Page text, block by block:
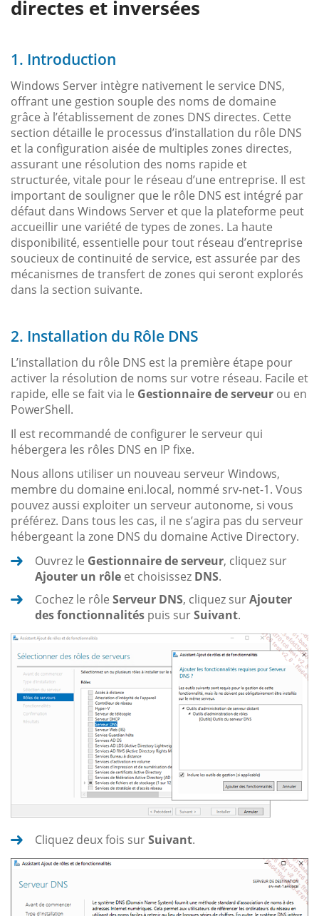
directes et inversées
1. Introduction
Windows Server intègre nativement le service DNS,
offrant une gestion souple des noms de domaine
grâce à l’établissement de zones DNS directes. Cette
section détaille le processus d’installation du rôle DNS
et la configuration aisée de multiples zones directes,
assurant une résolution des noms rapide et
structurée, vitale pour le réseau d’une entreprise. Il est
important de souligner que le rôle DNS est intégré par
défaut dans Windows Server et que la plateforme peut
accueillir une variété de types de zones. La haute
disponibilité, essentielle pour tout réseau d’entreprise
soucieux de continuité de service, est assurée par des
mécanismes de transfert de zones qui seront explorés
dans la section suivante.
2. Installation du Rôle DNS
L’installation du rôle DNS est la première étape pour
activer la résolution de noms sur votre réseau. Facile et
rapide, elle se fait via le Gestionnaire de serveur ou en
PowerShell.
Il est recommandé de configurer le serveur qui
hébergera les rôles DNS en IP fixe.
Nous allons utiliser un nouveau serveur Windows,
membre du domaine eni.local, nommé srv-net-1. Vous
pouvez aussi exploiter un serveur autonome, si vous
préférez. Dans tous les cas, il ne s’agira pas du serveur
hébergeant la zone DNS du domaine Active Directory.
Ouvrez le Gestionnaire de serveur, cliquez sur
Ajouter un rôle et choisissez DNS.
Cochez le rôle Serveur DNS, cliquez surAjouter
des fonctionnalités puis surSuivant.
Cliquez deux fois surSuivant.